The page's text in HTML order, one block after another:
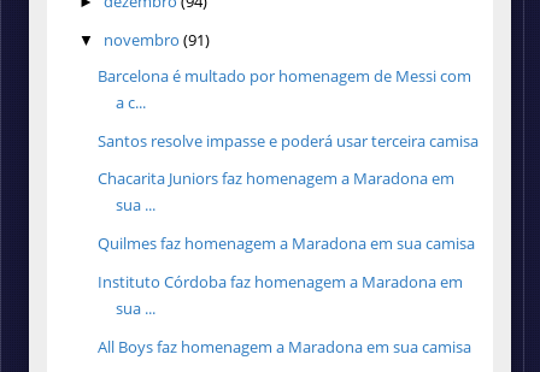
▼ novembro (91)
Barcelona é multado por homenagem de Messi com
a c...
Santos resolve impasse e poderá usar terceira camisa
Chacarita Juniors faz homenagem a Maradona em
sua ...
Quilmes faz homenagem a Maradona em sua camisa
Instituto Córdoba faz homenagem a Maradona em
sua ...
All Boys faz homenagem a Maradona em sua camisa